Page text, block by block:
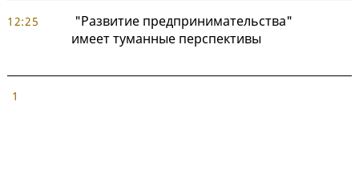
12:25
"Развитие предпринимательства"
имеет туманные перспективы
1